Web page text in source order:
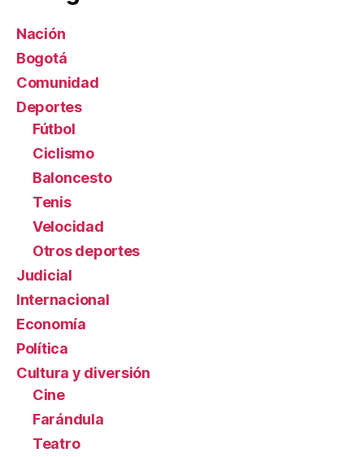
Nación
Bogotá
Comunidad
Deportes
Fútbol
Ciclismo
Baloncesto
Tenis
Velocidad
Otros deportes
Judicial
Internacional
Economía
Política
Cultura y diversión
Cine
Farándula
Teatro